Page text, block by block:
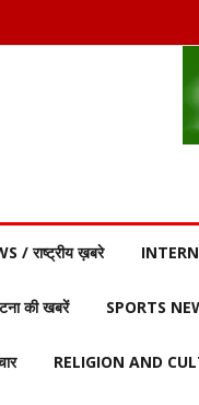
/ राष्ट्रीय ख़बरे
की खबरें SPORTS
RELIGION AND